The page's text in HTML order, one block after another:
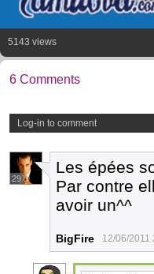
5143 views
6 Comments
Log-in to comment
29
Les épées
Par contre
avoir un^^
BigFire 12/06/2011